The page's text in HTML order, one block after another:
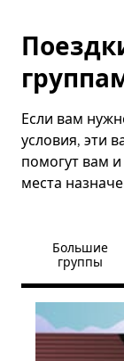
Если вам
условия, эти
помогут вам
места
Большие
группы